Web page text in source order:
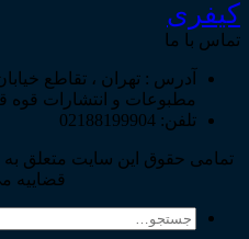
کیفری
تماس با ما
آدرس : تهران ، تقاطع
مطبوعات و انتشارات قوه
تلفن: 02188199904
تمامی حقوق این سایت متعلق
قضاییه
جستجو